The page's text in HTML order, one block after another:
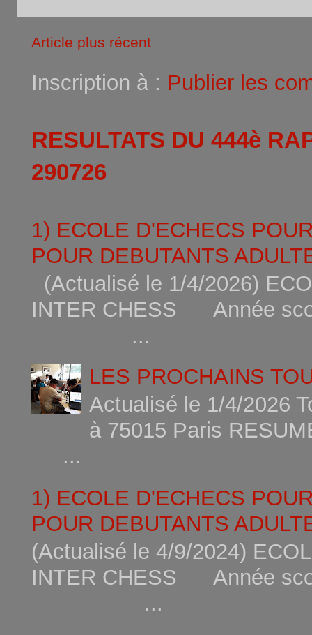
Article plus récent
Inscription à : Publier les
RESULTATS DU 444è
290726
1) ECOLE D'ECHECS
POUR DEBUTANTS
(Actualisé le 1/4/2026)
INTER CHESS Année
...
LES PROCHAINS
Actualisé le 1/4/2026
à 75015
...
1) ECOLE D'ECHECS
POUR DEBUTANTS
(Actualisé le 4/9/2024)
INTER CHESS Année
...